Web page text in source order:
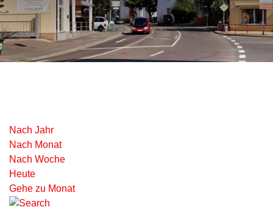
Nach Jahr
Nach Monat
Nach Woche
Heute
Gehe zu Monat